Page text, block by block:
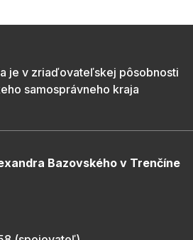
je v zriaďovateľskej pôsobnosti
samosprávneho kraja
Bazovského v Trenčíne